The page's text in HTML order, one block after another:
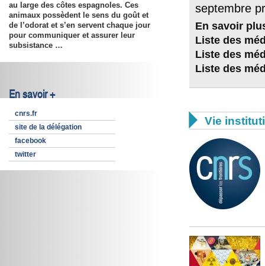
au large des côtes espagnoles. Ces
animaux possèdent le sens du goût et
de l’odorat et s’en servent chaque jour
pour communiquer et assurer leur
subsistance …
En savoir +
cnrs.fr
site de la délégation
facebook
twitter
septembre
En savoir
Liste des
Liste des
Liste des
 Vie